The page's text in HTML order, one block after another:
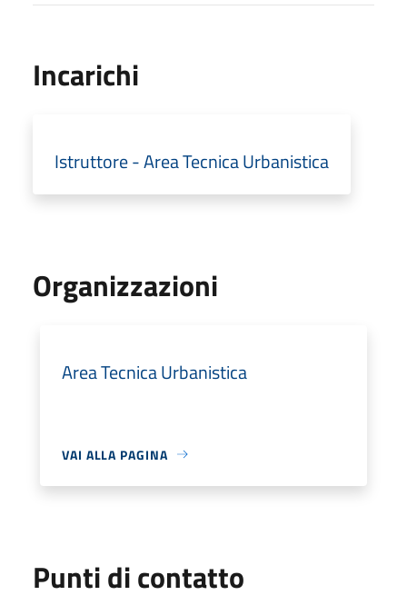
Incarichi
Istruttore - Area Tecnica Urbanistica
Organizzazioni
Area Tecnica Urbanistica
VAI ALLA PAGINA
Punti di contatto